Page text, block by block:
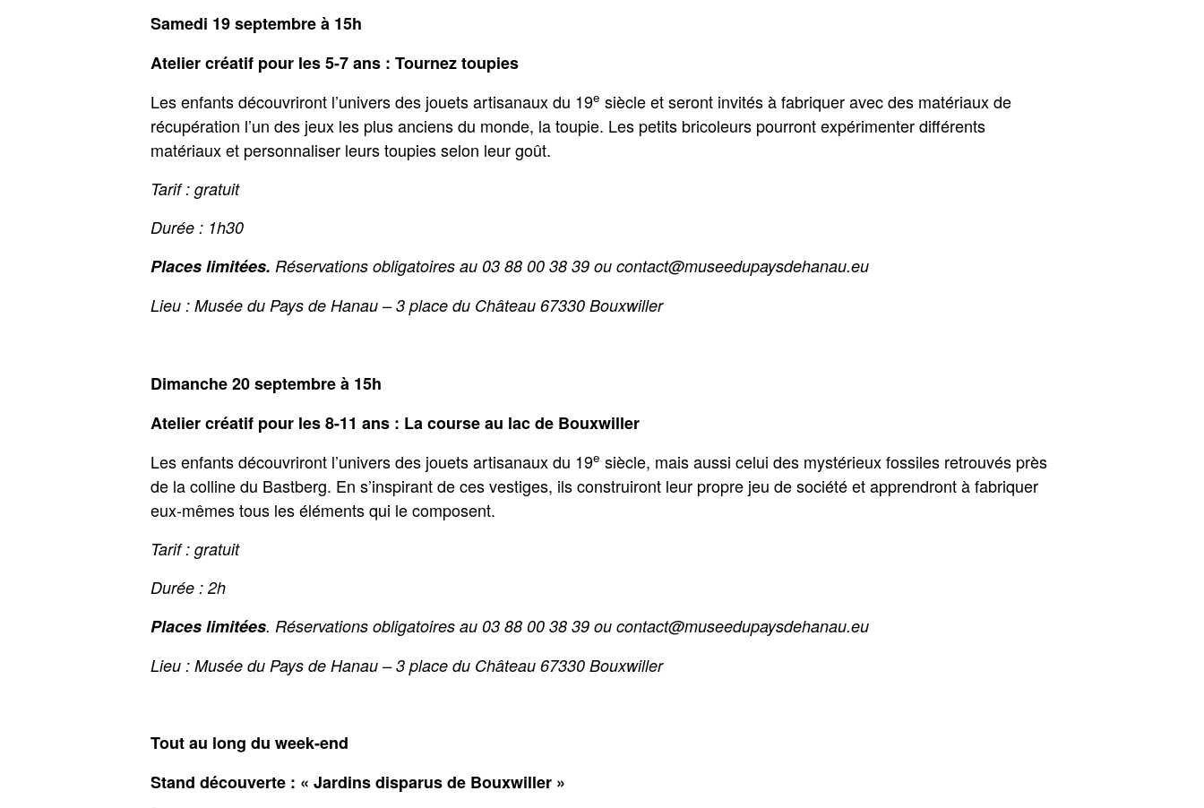
Samedi 19 septembre à 15h
Atelier créatif pour les 5-7 ans : Tournez toupies
Les enfants découvriront l’univers des jouets artisanaux du 19e siècle et seront invités à fabriquer avec des matériaux de
récupération l’un des jeux les plus anciens du monde, la toupie. Les petits bricoleurs pourront expérimenter différents
matériaux et personnaliser leurs toupies selon leur goût.
Tarif : gratuit
Durée : 1h30
Places limitées. Réservations obligatoires au 03 88 00 38 39 ou contact@museedupaysdehanau.eu
Lieu : Musée du Pays de Hanau – 3 place du Château 67330 Bouxwiller
Dimanche 20 septembre à 15h
Atelier créatif pour les 8-11 ans : La course au lac de Bouxwiller
Les enfants découvriront l’univers des jouets artisanaux du 19e siècle, mais aussi celui des mystérieux fossiles retrouvés près
de la colline du Bastberg. En s’inspirant de ces vestiges, ils construiront leur propre jeu de société et apprendront à fabriquer
eux-mêmes tous les éléments qui le composent.
Tarif : gratuit
Durée : 2h
Places limitées. Réservations obligatoires au 03 88 00 38 39 ou contact@museedupaysdehanau.eu
Lieu : Musée du Pays de Hanau – 3 place du Château 67330 Bouxwiller
Tout au long du week-end
Stand découverte : « Jardins disparus de Bouxwiller »